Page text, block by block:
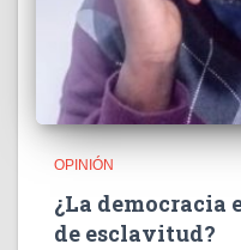
OPINIÓN
¿La democracia
de esclavitud?